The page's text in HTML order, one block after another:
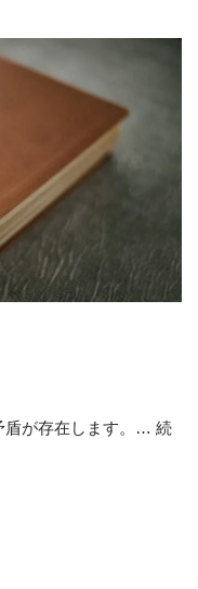
盾が存在します。… 続